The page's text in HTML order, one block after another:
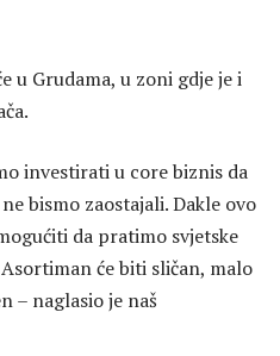
u Grudama, u zoni gdje je i
investirati u core biznis da
bismo zaostajali. Dakle ovo
da pratimo svjetske
će biti sličan, malo
– naglasio je naš